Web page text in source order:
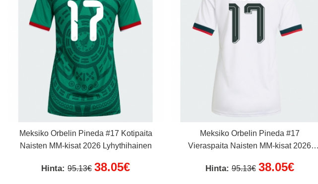
Meksiko Orbelin Pineda #17 Kotipaita
Naisten MM-kisat 2026 Lyhythihainen
Hinta:95.13€ 38.05€
Meksiko Orbelin Pineda #17
Vieraspaita Naisten MM-kisat 2026
Hinta:95.13€ 38.05€